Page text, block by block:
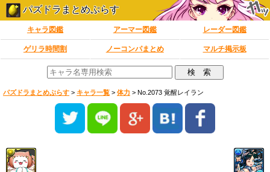
パズドラまとめぷらす
キャラ図鑑 アーマー図鑑 レーダー図鑑
ゲリラ時間割 ノーコンパまとめ マルチ掲示板
パズドラまとめぷらす > キャラ一覧 > 体力 > No.2073 覚醒レイラン